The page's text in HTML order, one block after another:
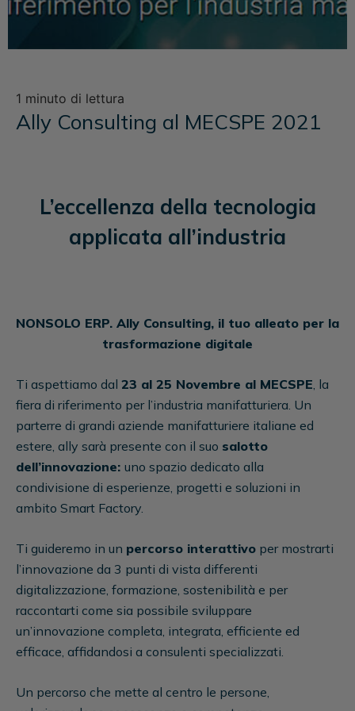
1 minuto di lettura
Ally Consulting al MECSPE 2021
L’eccellenza della tecnologia
applicata all’industria
NONSOLO ERP. Ally Consulting, il tuo alleato per la
trasformazione digitale
Ti aspettiamo dal 23 al 25 Novembre al MECSPE, la
fiera di riferimento per l’industria manifatturiera. Un
parterre di grandi aziende manifatturiere italiane ed
estere, ally sarà presente con il suo salotto
dell’innovazione: uno spazio dedicato alla
condivisione di esperienze, progetti e soluzioni in
ambito Smart Factory.
Ti guideremo in un percorso interattivo per mostrarti
l’innovazione da 3 punti di vista differenti
digitalizzazione, formazione, sostenibilità e per
raccontarti come sia possibile sviluppare
un’innovazione completa, integrata, efficiente ed
efficace, affidandosi a consulenti specializzati.
Un percorso che mette al centro le persone,